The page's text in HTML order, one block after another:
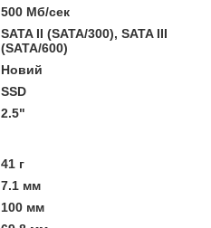
500 Мб/сек
SATA II (SATA/300), SATA III
(SATA/600)
Новий
SSD
2.5"
41 г
7.1 мм
100 мм